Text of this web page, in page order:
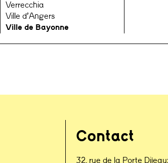
Verrecchia
Ville d’Angers
Ville de Bayonne
Contact
32, rue de la Porte